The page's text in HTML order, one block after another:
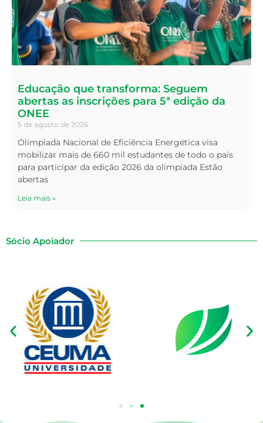
Educação que transforma: Seguem
abertas as inscrições para 5ª edição da
ONEE
5 de agosto de 2026
Olimpíada Nacional de Eficiência Energética visa
mobilizar mais de 660 mil estudantes de todo o país
para participar da edição 2026 da olimpíada Estão
abertas
Leia mais »
Sócio Apoiador